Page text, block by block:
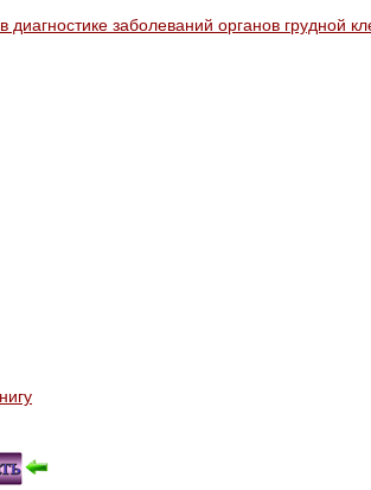
заболеваний органов грудной